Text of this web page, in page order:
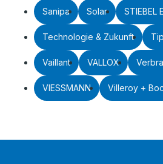
Sanipa Solar STIEBEL
Technologie & Zukunft
Vaillant VALLOX
VIESSMANN Villeroy +